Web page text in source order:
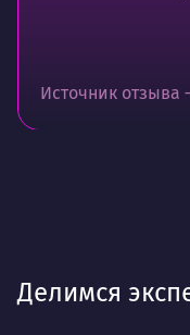
Источник отзыва
Делимся